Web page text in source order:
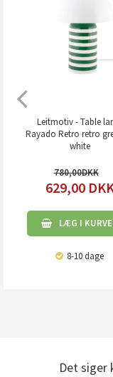
Leitmotiv - Table
Rayado Retro retro
white
780,00
629,00
LÆG I
8-10 dage
Det siger